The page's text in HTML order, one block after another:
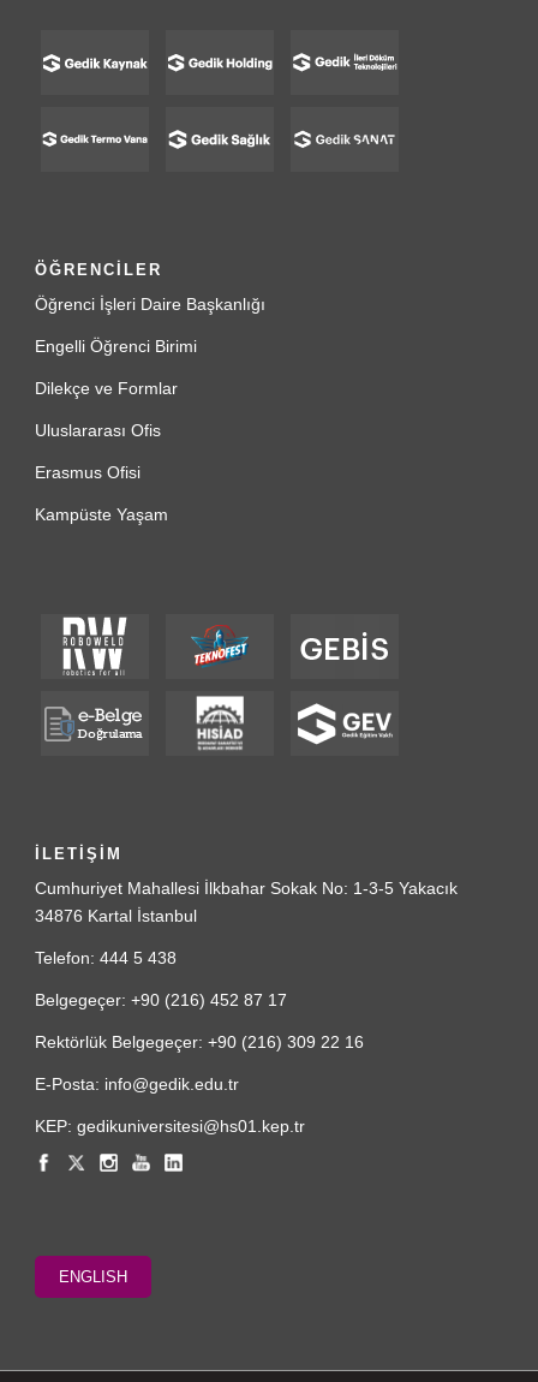
ÖĞRENCİLER
Öğrenci İşleri Daire Başkanlığı
Engelli Öğrenci Birimi
Dilekçe ve Formlar
Uluslararası Ofis
Erasmus Ofisi
Kampüste Yaşam
İLETİŞİM
Cumhuriyet Mahallesi İlkbahar Sokak No: 1-3-5 Yakacık
34876 Kartal İstanbul
Telefon: 444 5 438
Belgegeçer: +90 (216) 452 87 17
Rektörlük Belgegeçer: +90 (216) 309 22 16
E-Posta: info@gedik.edu.tr
KEP: gedikuniversitesi@hs01.kep.tr
ENGLISH